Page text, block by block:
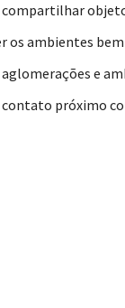
os ambientes
e
próximo